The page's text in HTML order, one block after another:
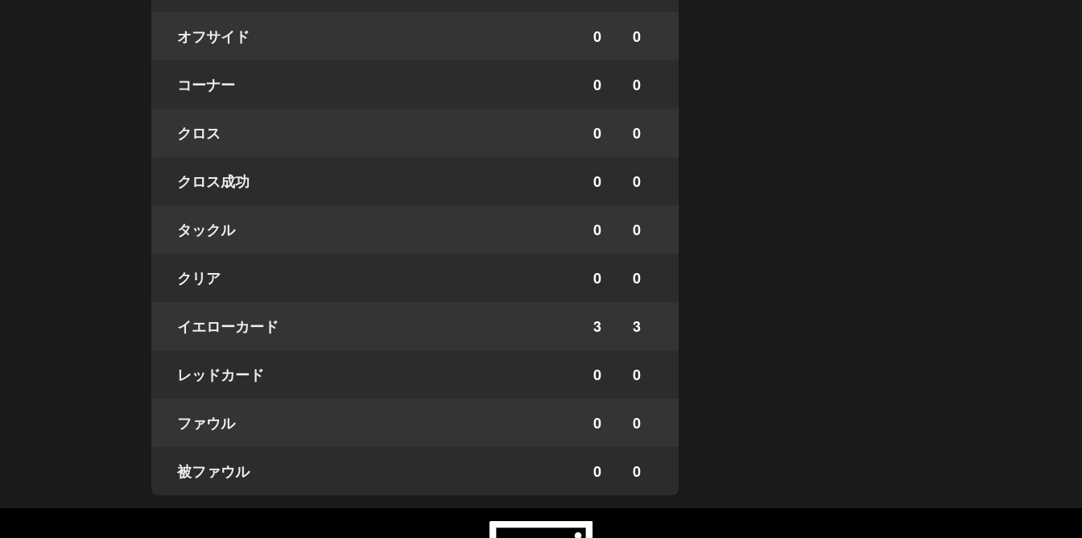
オフサイド 0 0
コーナー 0 0
クロス 0 0
クロス成功 0 0
タックル 0 0
クリア 0 0
イエローカード 3 3
レッドカード 0 0
ファウル 0 0
被ファウル 0 0